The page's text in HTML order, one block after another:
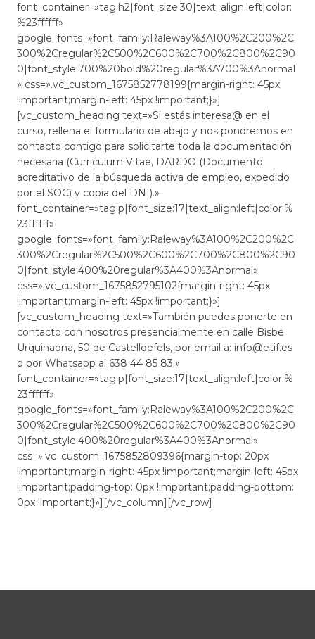
font_container=»tag:h2|font_size:30|text_align:left|color:
%23ffffff»
google_fonts=»font_family:Raleway%3A100%2C200%2C
300%2Cregular%2C500%2C600%2C700%2C800%2C90
0|font_style:700%20bold%20regular%3A700%3Anormal
» css=».vc_custom_1675852778199{margin-right: 45px
!important;margin-left: 45px !important;}»]
[vc_custom_heading text=»Si estás interesa@ en el
curso, rellena el formulario de abajo y nos pondremos en
contacto contigo para solicitarte toda la documentación
necesaria (Curriculum Vitae, DARDO (Documento
acreditativo de la búsqueda activa de empleo, expedido
por el SOC) y copia del DNI).»
font_container=»tag:p|font_size:17|text_align:left|color:%
23ffffff»
google_fonts=»font_family:Raleway%3A100%2C200%2C
300%2Cregular%2C500%2C600%2C700%2C800%2C90
0|font_style:400%20regular%3A400%3Anormal»
css=».vc_custom_1675852795102{margin-right: 45px
!important;margin-left: 45px !important;}»]
[vc_custom_heading text=»También puedes ponerte en
contacto con nosotros presencialmente en calle Bisbe
Urquinaona, 50 de Castelldefels, por email a: info@etif.es
o por Whatsapp al 638 44 85 83.»
font_container=»tag:p|font_size:17|text_align:left|color:%
23ffffff»
google_fonts=»font_family:Raleway%3A100%2C200%2C
300%2Cregular%2C500%2C600%2C700%2C800%2C90
0|font_style:400%20regular%3A400%3Anormal»
css=».vc_custom_1675852809396{margin-top: 20px
!important;margin-right: 45px !important;margin-left: 45px
!important;padding-top: 0px !important;padding-bottom:
0px !important;}»][/vc_column][/vc_row]